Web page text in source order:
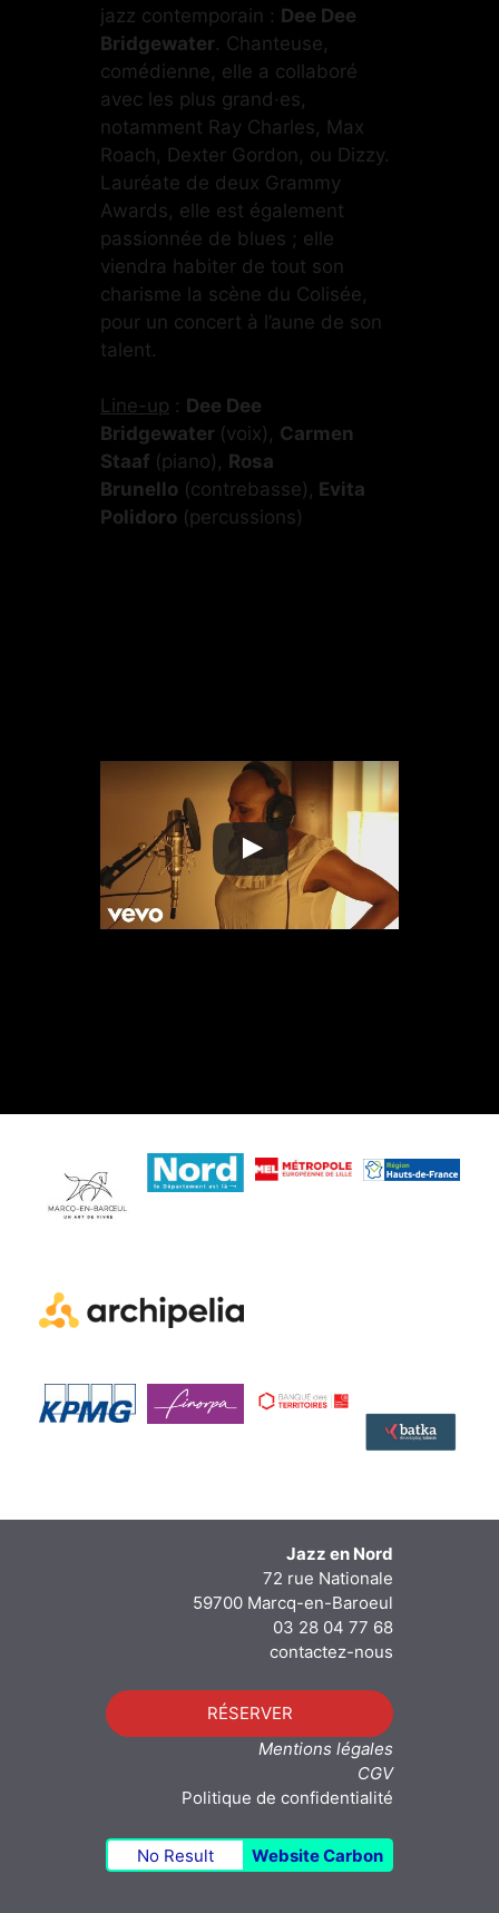
jazz contemporain : Dee Dee
Bridgewater. Chanteuse,
comédienne, elle a collaboré
avec les plus grand·es,
notamment Ray Charles, Max
Roach, Dexter Gordon, ou Dizzy.
Lauréate de deux Grammy
Awards, elle est également
passionnée de blues ; elle
viendra habiter de tout son
charisme la scène du Colisée,
pour un concert à l’aune de son
talent.
Line-up : Dee Dee
Bridgewater (voix), Carmen
Staaf (piano), Rosa
Brunello (contrebasse), Evita
Polidoro (percussions)
Jazz en Nord
72 rue Nationale
59700 Marcq-en-Baroeul
03 28 04 77 68
contactez-nous
RÉSERVER
Mentions légales
CGV
Politique de confidentialité
No Result Website Carbon